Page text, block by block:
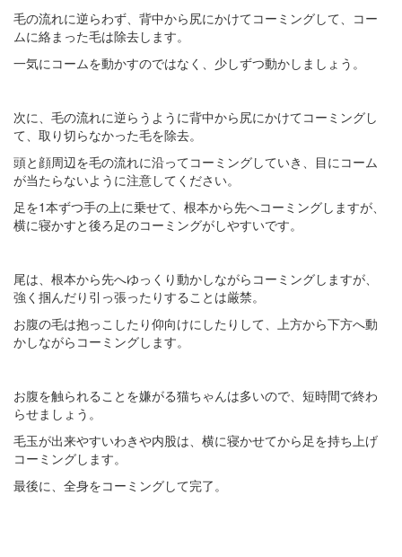
毛の流れに逆らわず、背中から尻にかけてコーミングして、コー
ムに絡まった毛は除去します。
一気にコームを動かすのではなく、少しずつ動かしましょう。
次に、毛の流れに逆らうように背中から尻にかけてコーミングし
て、取り切らなかった毛を除去。
頭と顔周辺を毛の流れに沿ってコーミングしていき、目にコーム
が当たらないように注意してください。
足を1本ずつ手の上に乗せて、根本から先へコーミングしますが、
横に寝かすと後ろ足のコーミングがしやすいです。
尾は、根本から先へゆっくり動かしながらコーミングしますが、
強く掴んだり引っ張ったりすることは厳禁。
お腹の毛は抱っこしたり仰向けにしたりして、上方から下方へ動
かしながらコーミングします。
お腹を触られることを嫌がる猫ちゃんは多いので、短時間で終わ
らせましょう。
毛玉が出来やすいわきや内股は、横に寝かせてから足を持ち上げ
コーミングします。
最後に、全身をコーミングして完了。